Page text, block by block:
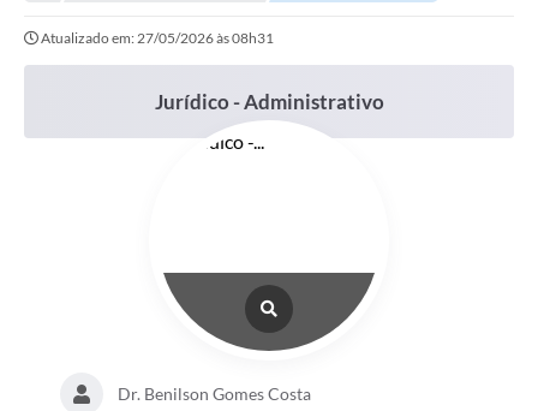
Atualizado em: 27/05/2026 às 08h31
Jurídico - Administrativo
Dr. Benilson Gomes Costa